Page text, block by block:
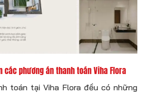
các phương án thanh toán Viha Flora
toán tại Viha Flora đều có những